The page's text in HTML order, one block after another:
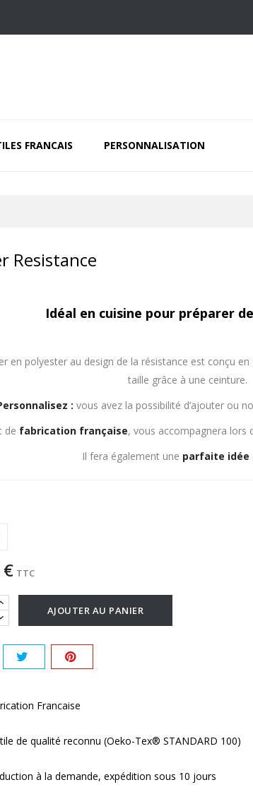
FRANCAIS PERSONNALISATION
Resistance
Idéal en cuisine pour préparer
en polyester au design de la résistance est conçu en
taille grâce à une ceinture.
: vous avez la possibilité d’ajouter ou
de fabrication française, vous accompagnera lors
Il fera également une parfaite idée
TTC
AJOUTER AU PANIER
Francaise
de qualité reconnu (Oeko-Tex® STANDARD 100)
à la demande, expédition sous 10 jours